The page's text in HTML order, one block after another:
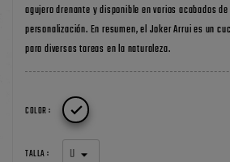
agujero drenante y disponible en varios acabados
personalización. En resumen, el Joker Arrui es un
para diversas tareas en la naturaleza.
COLOR : 
TALLA :